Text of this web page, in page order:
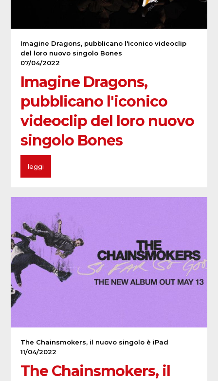
Imagine Dragons, pubblicano l'iconico videoclip
del loro nuovo singolo Bones
07/04/2022
Imagine Dragons,
pubblicano l'iconico
videoclip del loro nuovo
singolo Bones
leggi
The Chainsmokers, il nuovo singolo è iPad
11/04/2022
The Chainsmokers, il